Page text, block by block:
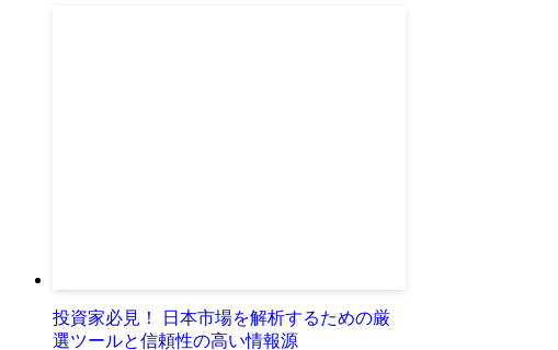
投資家必見！ 日本市場を解析するための厳
選ツールと信頼性の高い情報源